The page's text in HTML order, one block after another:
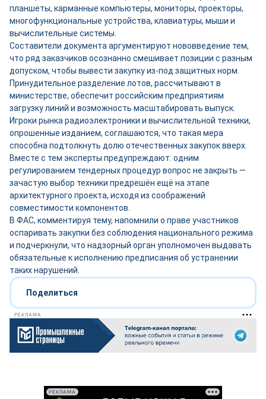
планшеты, карманные компьютеры, мониторы, проекторы,
многофункциональные устройства, клавиатуры, мыши и
вычислительные системы.
Составители документа аргументируют нововведение тем,
что ряд заказчиков осознанно смешивает позиции с разным
допуском, чтобы вывести закупку из-под защитных норм.
Принудительное разделение лотов, рассчитывают в
министерстве, обеспечит российским предприятиям
загрузку линий и возможность масштабировать выпуск.
Игроки рынка радиоэлектроники и вычислительной техники,
опрошенные изданием, соглашаются, что такая мера
способна подтолкнуть долю отечественных закупок вверх.
Вместе с тем эксперты предупреждают: одним
регулированием тендерных процедур вопрос не закрыть —
зачастую выбор техники предрешён ещё на этапе
архитектурного проекта, исходя из соображений
совместимости компонентов.
В ФАС, комментируя тему, напомнили о праве участников
оспаривать закупки без соблюдения национального режима
и подчеркнули, что надзорный орган уполномочен выдавать
обязательные к исполнению предписания об устранении
таких нарушений.
Поделиться
РЕКЛАМА
РЕКЛАМА